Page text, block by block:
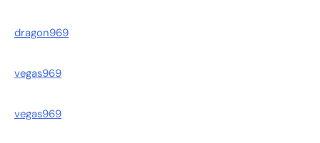
dragon969
vegas969
vegas969